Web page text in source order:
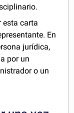
esta carta
En
jurídica,
por un
o un